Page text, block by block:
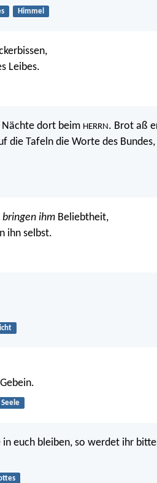
Himmel
Leibes.
Nächte dort beim HERRN. Brot aß
die Tafeln die Worte des
bringen ihm Beliebtheit,
ihn selbst.
Seele
euch bleiben, so werdet ihr